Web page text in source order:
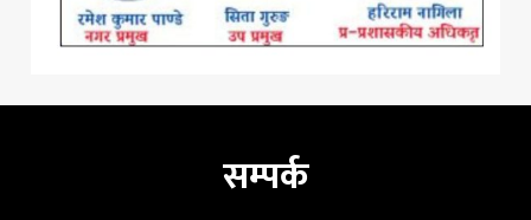
सम्पर्क